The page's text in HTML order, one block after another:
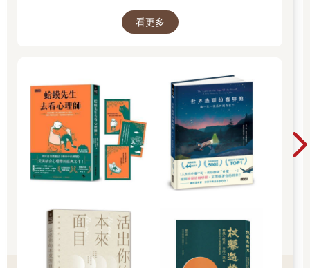
到目前為止，我已經聽到數百名具有自閉特質的人講述類似克莉
絲特爾這樣的故事。有些細節不同，但敘事主軸始終一致：一個
特徵，他們並不理會孩子的訴苦，聲稱每個人都承受著自己經歷
過的社會壓力、感官敏感、胃病問題或是模糊認知（cognitive
fuzziness）。小孩生命中的每個人都沒有將障礙解釋為一個人的
運作方式（以及他們需要什麼幫助才能運作），而是解釋為一種
損害的跡象。所以他們把標籤推開，告訴孩子別再大驚小怪。他
們相信自己正在幫助孩子「超越」限制、變得堅強，於是鼓勵孩
子不要明顯表現出奇怪的樣子，或者永遠都不要尋求幫助。
儘管蒙面的自閉症兒童無法解釋為何他們覺得生活如此艱難，但
他們還是一樣在承受痛苦。他們已經盡最大努力表現出對人的友
善，同儕卻發現他們有一些講不出來的「不對勁」，並把他們排
除在外。當孩子讓自己變得渺小、不引人注目，他們就會得到一
些自己極為渴望卻永遠無法滿足的關愛。因此，他們愈來愈常這
樣做，把內心那個說自己受到了不公平對待的聲音消去。他們努
看更多